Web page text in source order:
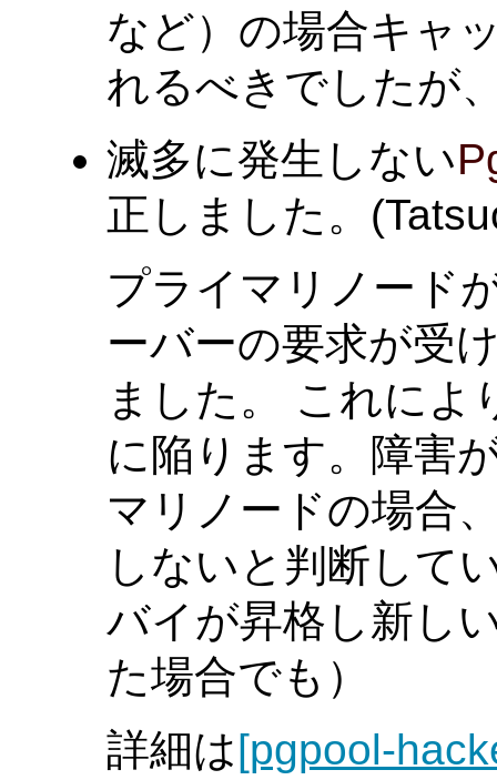
など）の場合キャ
れるべきでしたが
滅多に発生しない
正しました。
プライマリノード
ーバーの要求が受
ました。 これによ
に陥ります。障害
マリノードの場合
しないと判断して
バイが昇格し新し
た場合でも）
詳細は[pgpool-